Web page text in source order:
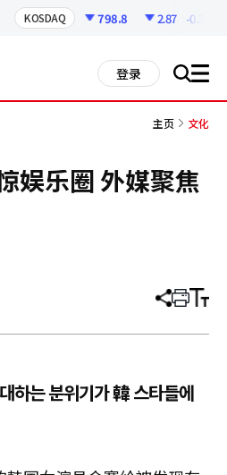
KOSDAQ 798.8 2.87 -0.36%
登录 搜 all
主页 文化
娱乐圈 外媒聚焦
分
章
打 调
小
하는 분위기가 韓 스타들에